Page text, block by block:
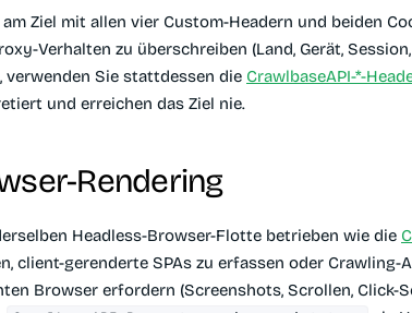
Ziel mit allen vier Custom-Headern und beiden
Verhalten zu überschreiben (Land, Gerät, Session,
verwenden Sie stattdessen die CrawlbaseAPI-*-
und erreichen das Ziel nie.
Rendering
Headless-Browser-Flotte betrieben wie die
client-gerenderte SPAs zu erfassen oder Crawling-
Browser erfordern (Screenshots, Scrollen, Click-